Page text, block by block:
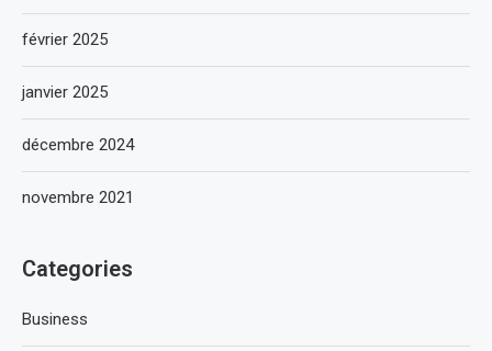
février 2025
janvier 2025
décembre 2024
novembre 2021
Categories
Business